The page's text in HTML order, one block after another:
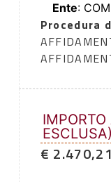
Ente:
Procedura
ESCLUSA)
€ 2.470,21